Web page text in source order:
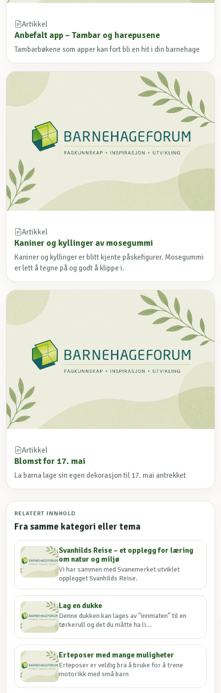
Artikkel
Anbefalt app – Tambar og harepusene
Tambarbøkene som apper kan fort bli en hit i din barnehage
Artikkel
Kaniner og kyllinger av mosegummi
Kaniner og kyllinger er blitt kjente påskefigurer. Mosegummi
er lett å tegne på og godt å klippe i.
Artikkel
Blomst for 17. mai
La barna lage sin egen dekorasjon til 17. mai antrekket
RELATERT INNHOLD
Fra samme kategori eller tema
Svanhilds Reise – et opplegg for læring
om natur og miljø
Vi har sammen med Svanemerket utviklet
opplegget Svanhilds Reise.
Lag en dukke
Denne dukken kan lages av "innmaten" til en
tørkerull og det du måtte ha li...
Erteposer med mange muligheter
Erteposer er veldig bra å bruke for å trene
motorikk med små barn